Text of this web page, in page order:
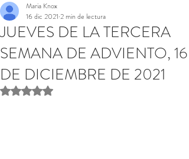
JUEVES DE LA TERCERA
SEMANA DE ADVIENTO, 16
DE DICIEMBRE DE 2021
Maria Knox
16 dic 2021 2 min de lectura
Obtuvo NaN de 5 estrellas.